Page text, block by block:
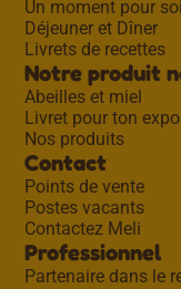
Un moment pour soi
Déjeuner et Dîner
Livrets de recettes
Notre produit
Abeilles et miel
Livret pour ton
Nos produits
Contact
Points de vente
Postes vacants
Contactez Meli
Professionnel
Partenaire dans le